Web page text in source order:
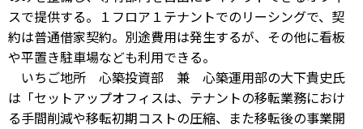
スで提供する。１フロア１テナントでのリーシングで、契
約は普通借家契約。別途費用は発生するが、その他に看板
や平置き駐車場なども利用できる。
いちご地所 心築投資部 兼 心築運用部の大下貴史氏
は「セットアップオフィスは、テナントの移転業務におけ
る手間削減や移転初期コストの圧縮、また移転後の事業開